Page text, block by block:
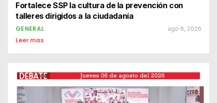
Fortalece SSP la cultura de la prevención con
talleres dirigidos a la ciudadanía
GENERAL ago 6, 2026
Leer mas